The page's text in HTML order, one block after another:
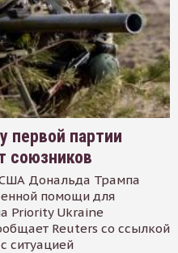
первой партии
союзников
Дональда Трампа
помощи для
Priority Ukraine
Reuters со ссылкой
ситуацией